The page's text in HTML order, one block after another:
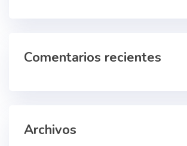
Comentarios recientes
Archivos